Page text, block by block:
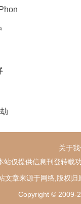
关于
站仅提供信息刊登转载
文章来源于网络,版权
Copyright © 2009-